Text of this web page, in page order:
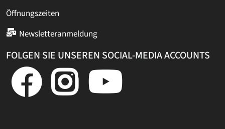
Öffnungszeiten
Newsletteranmeldung
FOLGEN SIE UNSEREN SOCIAL-MEDIA ACCOUNTS